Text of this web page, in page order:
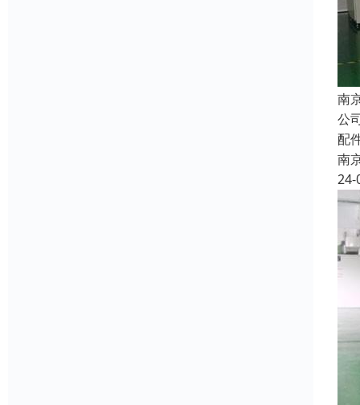
南
公
配
南
24-